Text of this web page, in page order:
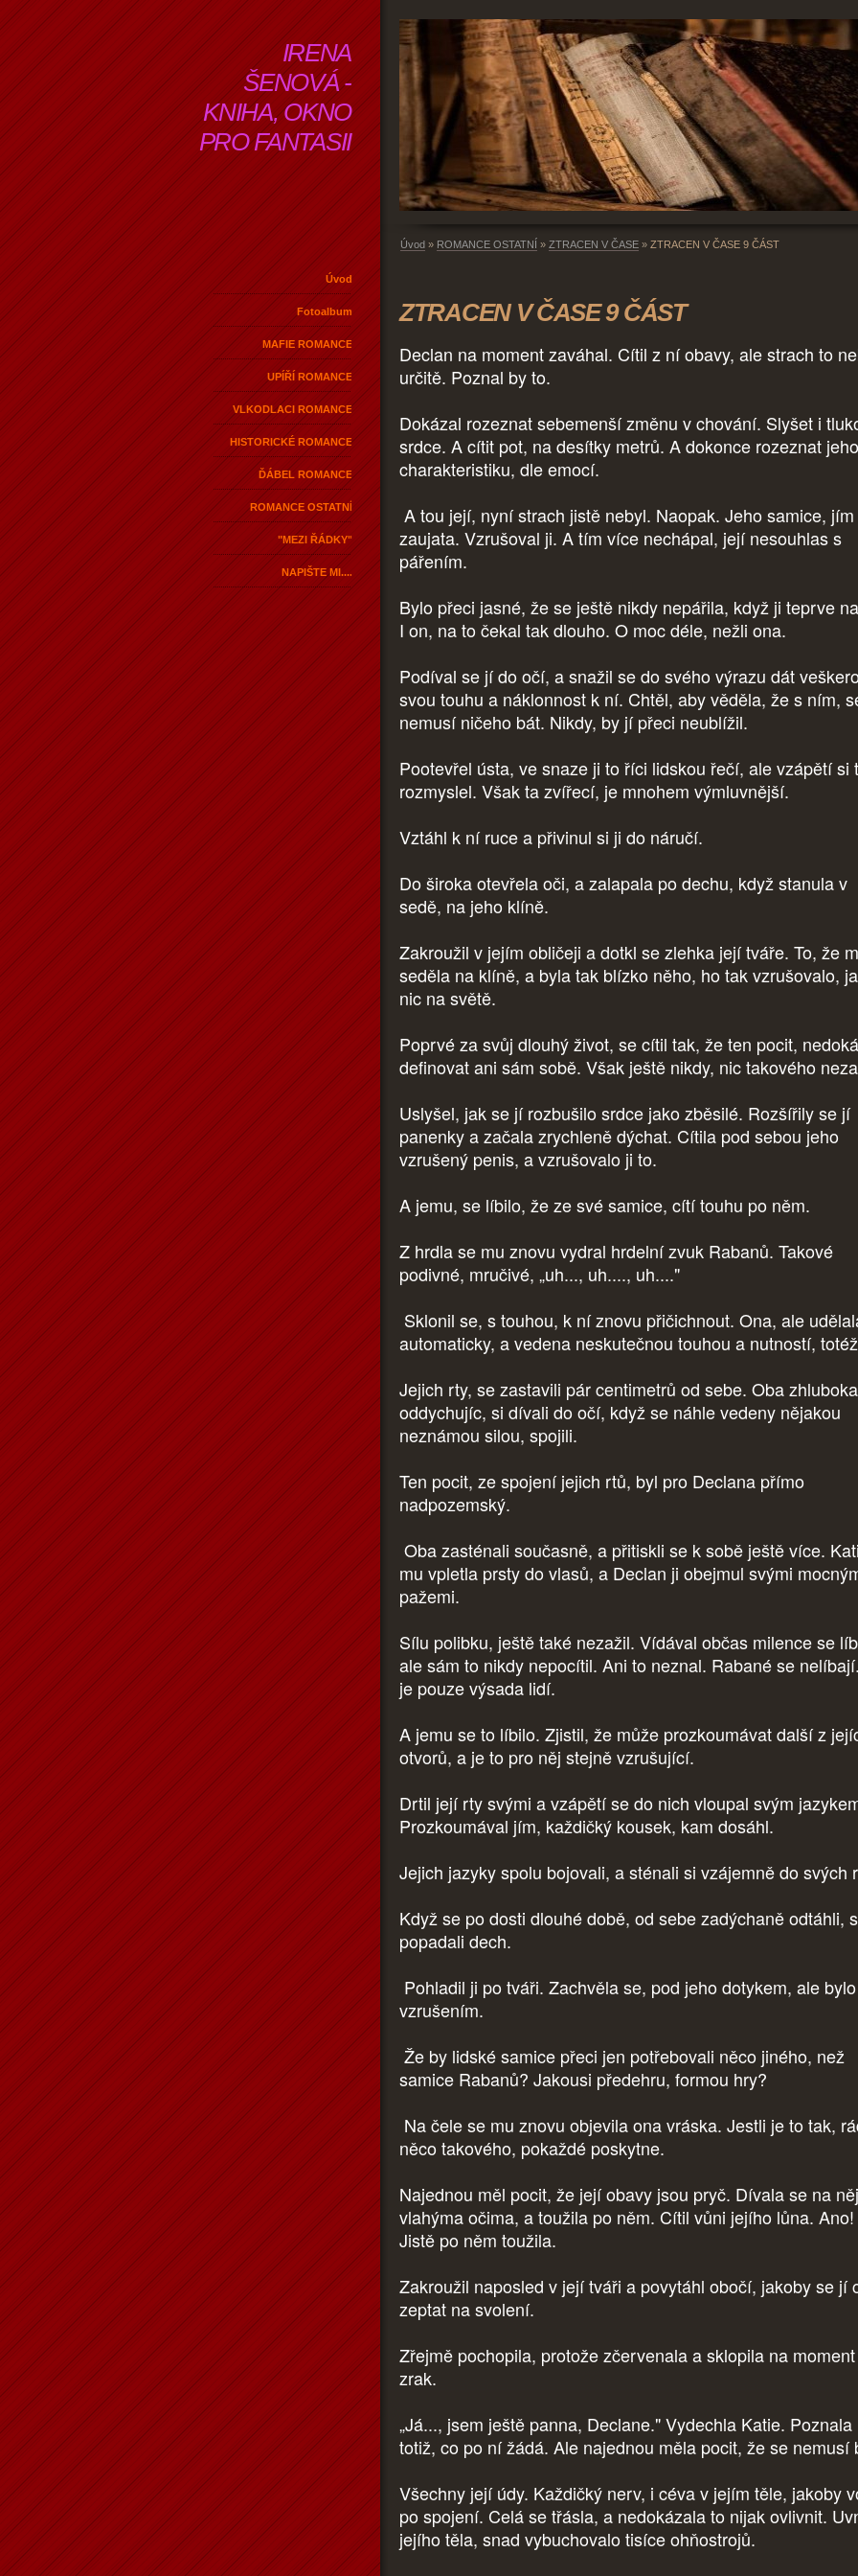
IRENA
ŠENOVÁ -
KNIHA, OKNO
PRO FANTASII
Úvod
Fotoalbum
MAFIE ROMANCE
UPÍŘÍ ROMANCE
VLKODLACI ROMANCE
HISTORICKÉ ROMANCE
ĎÁBEL ROMANCE
ROMANCE OSTATNÍ
"MEZI ŘÁDKY"
NAPIŠTE MI....
Úvod » ROMANCE OSTATNÍ » ZTRACEN V ČASE » ZTRACEN V ČASE 9 ČÁST
ZTRACEN V ČASE 9 ČÁST
Declan na moment zaváhal. Cítil z ní obavy, ale strach to
určitě. Poznal by to.
Dokázal rozeznat sebemenší změnu v chování. Slyšet i
srdce. A cítit pot, na desítky metrů. A dokonce rozeznat jeho
charakteristiku, dle emocí.
A tou její, nyní strach jistě nebyl. Naopak. Jeho samice,
zaujata. Vzrušoval ji. A tím více nechápal, její nesouhlas s
pářením.
Bylo přeci jasné, že se ještě nikdy nepářila, když ji teprve
I on, na to čekal tak dlouho. O moc déle, nežli ona.
Podíval se jí do očí, a snažil se do svého výrazu dát
svou touhu a náklonnost k ní. Chtěl, aby věděla, že s ním,
nemusí ničeho bát. Nikdy, by jí přeci neublížil.
Pootevřel ústa, ve snaze ji to říci lidskou řečí, ale vzápětí si
rozmyslel. Však ta zvířecí, je mnohem výmluvnější.
Vztáhl k ní ruce a přivinul si ji do náručí.
Do široka otevřela oči, a zalapala po dechu, když stanula v
sedě, na jeho klíně.
Zakroužil v jejím obličeji a dotkl se zlehka její tváře. To, že
seděla na klíně, a byla tak blízko něho, ho tak vzrušovalo,
nic na světě.
Poprvé za svůj dlouhý život, se cítil tak, že ten pocit,
definovat ani sám sobě. Však ještě nikdy, nic takového
Uslyšel, jak se jí rozbušilo srdce jako zběsilé. Rozšířily se jí
panenky a začala zrychleně dýchat. Cítila pod sebou jeho
vzrušený penis, a vzrušovalo ji to.
A jemu, se líbilo, že ze své samice, cítí touhu po něm.
Z hrdla se mu znovu vydral hrdelní zvuk Rabanů. Takové
podivné, mručivé, „uh..., uh...., uh...."
Sklonil se, s touhou, k ní znovu přičichnout. Ona, ale
automaticky, a vedena neskutečnou touhou a nutností,
Jejich rty, se zastavili pár centimetrů od sebe. Oba zhluboka
oddychujíc, si dívali do očí, když se náhle vedeny nějakou
neznámou silou, spojili.
Ten pocit, ze spojení jejich rtů, byl pro Declana přímo
nadpozemský.
Oba zasténali současně, a přitiskli se k sobě ještě více.
mu vpletla prsty do vlasů, a Declan ji obejmul svými
pažemi.
Sílu polibku, ještě také nezažil. Vídával občas milence se
ale sám to nikdy nepocítil. Ani to neznal. Rabané se
je pouze výsada lidí.
A jemu se to líbilo. Zjistil, že může prozkoumávat další z
otvorů, a je to pro něj stejně vzrušující.
Drtil její rty svými a vzápětí se do nich vloupal svým
Prozkoumával jím, každičký kousek, kam dosáhl.
Jejich jazyky spolu bojovali, a sténali si vzájemně do svých
Když se po dosti dlouhé době, od sebe zadýchaně odtáhli,
popadali dech.
Pohladil ji po tváři. Zachvěla se, pod jeho dotykem, ale
vzrušením.
Že by lidské samice přeci jen potřebovali něco jiného, než
samice Rabanů? Jakousi předehru, formou hry?
Na čele se mu znovu objevila ona vráska. Jestli je to tak,
něco takového, pokaždé poskytne.
Najednou měl pocit, že její obavy jsou pryč. Dívala se na něj
vlahýma očima, a toužila po něm. Cítil vůni jejího lůna. Ano!
Jistě po něm toužila.
Zakroužil naposled v její tváři a povytáhl obočí, jakoby se jí
zeptat na svolení.
Zřejmě pochopila, protože zčervenala a sklopila na moment
zrak.
„Já..., jsem ještě panna, Declane." Vydechla Katie. Poznala
totiž, co po ní žádá. Ale najednou měla pocit, že se nemusí
Všechny její údy. Každičký nerv, i céva v jejím těle, jakoby
po spojení. Celá se třásla, a nedokázala to nijak ovlivnit.
jejího těla, snad vybuchovalo tisíce ohňostrojů.